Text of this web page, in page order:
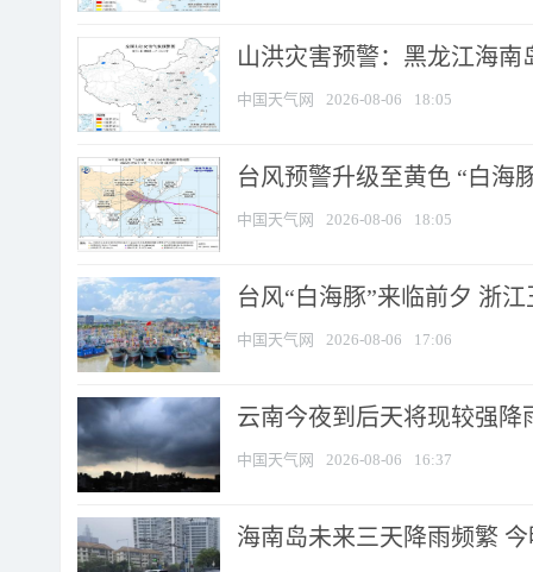
山洪灾害预警：黑龙江海
中国天气网 2026-08-06 18:05
台风预警升级至黄色 “白海
中国天气网 2026-08-06 18:05
台风“白海豚”来临前夕 浙
中国天气网 2026-08-06 17:06
云南今夜到后天将现较强降
中国天气网 2026-08-06 16:37
海南岛未来三天降雨频繁